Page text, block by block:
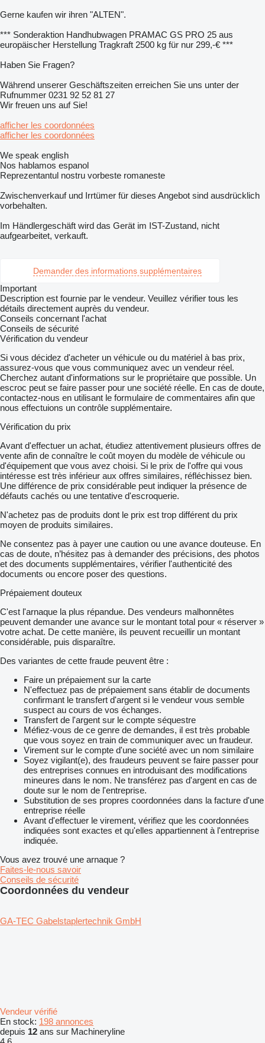
Gerne kaufen wir ihren "ALTEN".
*** Sonderaktion Handhubwagen PRAMAC GS PRO 25 aus
europäischer Herstellung Tragkraft 2500 kg für nur 299,-€ ***
Haben Sie Fragen?
Während unserer Geschäftszeiten erreichen Sie uns unter der
Rufnummer 0231 92 52 81 27
Wir freuen uns auf Sie!
afficher les coordonnées
afficher les coordonnées
We speak english
Nos hablamos espanol
Reprezentantul nostru vorbeste romaneste
Zwischenverkauf und Irrtümer für dieses Angebot sind ausdrücklich
vorbehalten.
Im Händlergeschäft wird das Gerät im IST-Zustand, nicht
aufgearbeitet, verkauft.
Demander des informations supplémentaires
Important
Description est fournie par le vendeur. Veuillez vérifier tous les
détails directement auprès du vendeur.
Conseils concernant l'achat
Conseils de sécurité
Vérification du vendeur
Si vous décidez d'acheter un véhicule ou du matériel à bas prix,
assurez-vous que vous communiquez avec un vendeur réel.
Cherchez autant d'informations sur le propriétaire que possible. Un
escroc peut se faire passer pour une société réelle. En cas de doute,
contactez-nous en utilisant le formulaire de commentaires afin que
nous effectuions un contrôle supplémentaire.
Vérification du prix
Avant d'effectuer un achat, étudiez attentivement plusieurs offres de
vente afin de connaître le coût moyen du modèle de véhicule ou
d'équipement que vous avez choisi. Si le prix de l'offre qui vous
intéresse est très inférieur aux offres similaires, réfléchissez bien.
Une différence de prix considérable peut indiquer la présence de
défauts cachés ou une tentative d'escroquerie.
N'achetez pas de produits dont le prix est trop différent du prix
moyen de produits similaires.
Ne consentez pas à payer une caution ou une avance douteuse. En
cas de doute, n’hésitez pas à demander des précisions, des photos
et des documents supplémentaires, vérifier l'authenticité des
documents ou encore poser des questions.
Prépaiement douteux
C'est l'arnaque la plus répandue. Des vendeurs malhonnêtes
peuvent demander une avance sur le montant total pour « réserver »
votre achat. De cette manière, ils peuvent recueillir un montant
considérable, puis disparaître.
Des variantes de cette fraude peuvent être :
Faire un prépaiement sur la carte
N'effectuez pas de prépaiement sans établir de documents
confirmant le transfert d'argent si le vendeur vous semble
suspect au cours de vos échanges.
Transfert de l'argent sur le compte séquestre
Méfiez-vous de ce genre de demandes, il est très probable
que vous soyez en train de communiquer avec un fraudeur.
Virement sur le compte d'une société avec un nom similaire
Soyez vigilant(e), des fraudeurs peuvent se faire passer pour
des entreprises connues en introduisant des modifications
mineures dans le nom. Ne transférez pas d'argent en cas de
doute sur le nom de l'entreprise.
Substitution de ses propres coordonnées dans la facture d'une
entreprise réelle
Avant d'effectuer le virement, vérifiez que les coordonnées
indiquées sont exactes et qu'elles appartiennent à l'entreprise
indiquée.
Vous avez trouvé une arnaque ?
Faites-le-nous savoir
Conseils de sécurité
Coordonnées du vendeur
GA-TEC Gabelstaplertechnik GmbH
Vendeur vérifié
En stock: 198 annonces
depuis 12 ans sur Machineryline